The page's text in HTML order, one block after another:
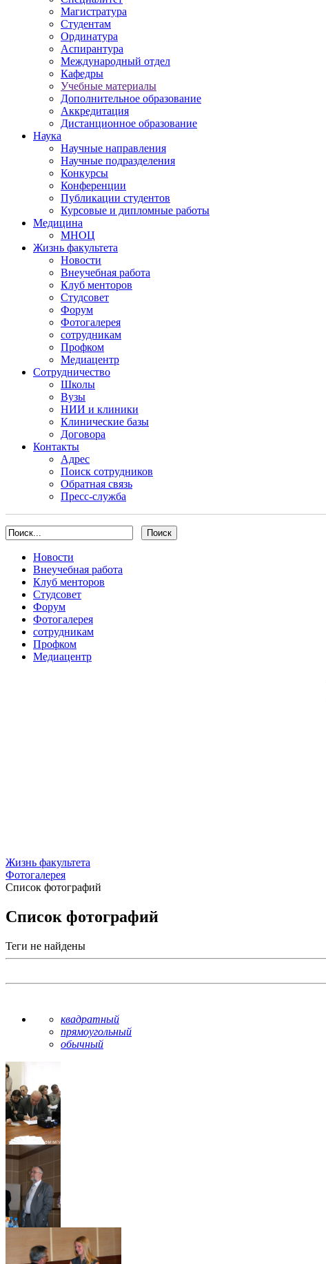
Магистратура
Студентам
Ординатура
Аспирантура
Международный отдел
Кафедры
Учебные материалы
Дополнительное образование
Аккредитация
Дистанционное образование
Наука
Научные направления
Научные подразделения
Конкурсы
Конференции
Публикации студентов
Курсовые и дипломные работы
Медицина
МНОЦ
Жизнь факультета
Новости
Внеучебная работа
Клуб менторов
Студсовет
Форум
Фотогалерея
сотрудникам
Профком
Медиацентр
Сотрудничество
Школы
Вузы
НИИ и клиники
Клинические базы
Договора
Контакты
Адрес
Поиск сотрудников
Обратная связь
Пресс-служба
Новости
Внеучебная работа
Клуб менторов
Студсовет
Форум
Фотогалерея
сотрудникам
Профком
Медиацентр
Жизнь факультета
Фотогалерея
Список фотографий
Список фотографий
Теги не найдены
квадратный
прямоугольный
обычный